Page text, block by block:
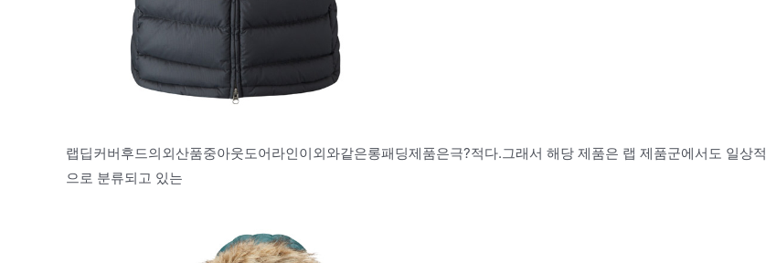
랩딥커버후드의외산품중아웃도어라인이외와같은롱패딩제품은극?적다.그래서 해당 제품은 랩 제품군에서도 일상적
으로 분류되고 있는